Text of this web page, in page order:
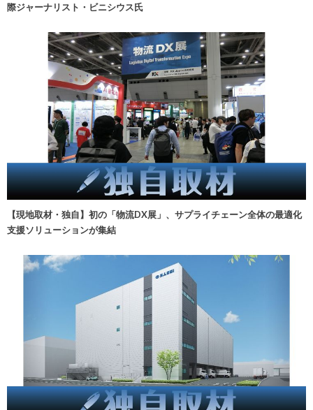
際ジャーナリスト・ビニシウス氏
【現地取材・独自】初の「物流DX展」、サプライチェーン全体の最適化
支援ソリューションが集結